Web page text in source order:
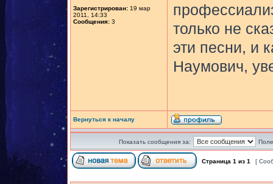
Зарегистрирован: 19 мар
2011, 14:33
Сообщения: 3
только не
эти песни, и
Наумович,
Вернуться к началу
Показать сообщения за:
Страница 1 из 1 [